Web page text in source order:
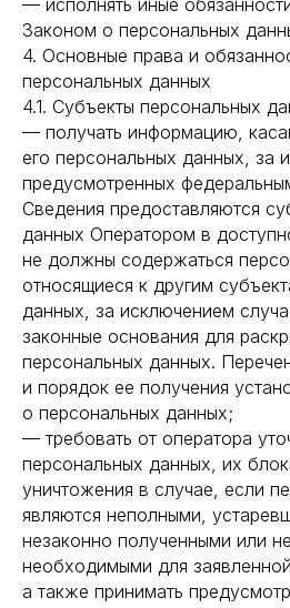
— исполнять иные
Законом о персональных
4. Основные права и
персональных данных
4.1. Субъекты персональных
— получать информацию,
его персональных данных, за
предусмотренных
Сведения предоставляются
данных Оператором в
не должны содержаться
относящиеся к другим
данных, за исключением
законные основания для
персональных данных.
и порядок ее получения
о персональных данных;
— требовать от оператора
персональных данных, их
уничтожения в случае, если
являются неполными,
незаконно полученными или
необходимыми для
а также принимать